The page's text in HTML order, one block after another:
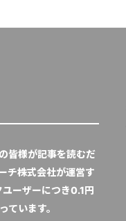
皆様が記事を読むだ
チ株式会社が運営す
ユーザーにつき0.1円
ています。